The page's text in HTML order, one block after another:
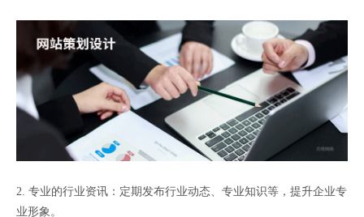
2. 专业的行业资讯：定期发布行业动态、专业知识等，提升企业专
业形象。